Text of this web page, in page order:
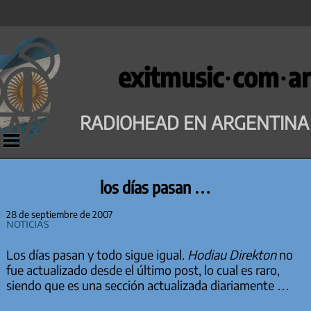
Saltar
al
contenido
exitmusic·com·ar
RADIOHEAD EN ARGENTINA
los días pasan …
28 de septiembre de 2007
Noticias
Los días pasan y todo sigue igual. Hodiau Direktonno
fue actualizado desde el último post, lo cual es raro,
siendo que es una sección actualizada diariamente …